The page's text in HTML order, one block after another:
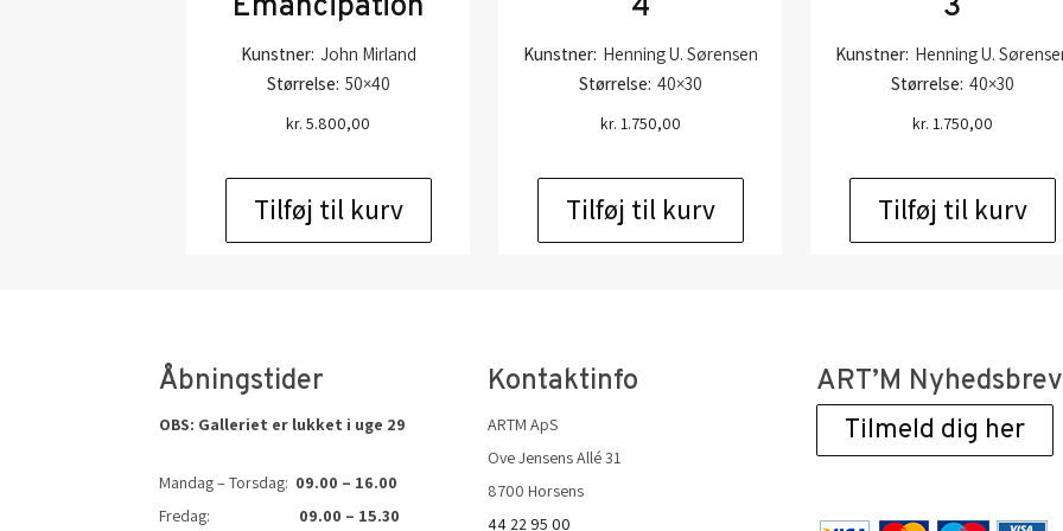
Kunstner: John Mirland
Størrelse: 50×40
kr. 5.800,00
Tilføj til kurv
Kunstner: Henning U. Sørensen
Størrelse: 40×30
kr. 1.750,00
Tilføj til kurv
Kunstner: Henning U.
Størrelse: 40×30
kr. 1.750,00
Tilføj til kurv
Åbningstider
OBS: Galleriet er lukket i uge 29
Mandag – Torsdag: 09.00 – 16.00
Fredag: 09.00 – 15.30
Kontaktinfo
ARTM ApS
Ove Jensens Allé 31
8700 Horsens
44 22 95 00
ART’M Nyhedsbrev
Tilmeld dig her